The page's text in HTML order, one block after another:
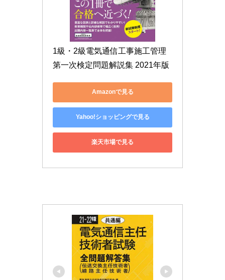
1級・2級電気通信工事施工管理
第一次検定問題解説集 2021年版
Amazonで見る
Yahoo!ショッピングで見る
楽天市場で見る